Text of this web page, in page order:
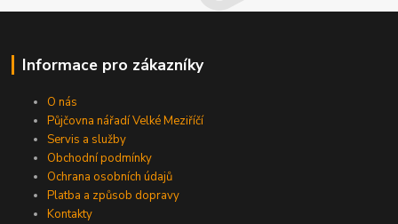
Informace pro zákazníky
O nás
Půjčovna nářadí Velké Meziříčí
Servis a služby
Obchodní podmínky
Ochrana osobních údajů
Platba a způsob dopravy
Kontakty